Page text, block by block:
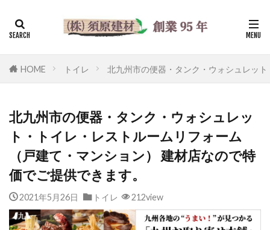
HOME トイレ 北九州市の便器・タンク・ウォシュレッ
北九州市の便器・タンク・ウォシュレッ
ト・トイレ・レストルームリフォーム
（戸建て・マンション） 建材店なので特
価でご提供できます。
2021年5月26日 トイレ 212view